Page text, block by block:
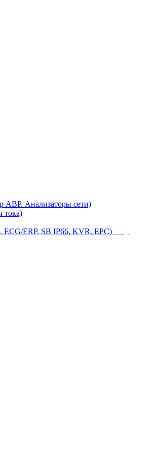
АВР. Анализаторы сети)
тока)
ERP, SB IP66, KVR, EPC)